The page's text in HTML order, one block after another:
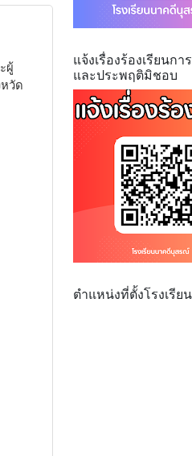
ผู้
วัด
แจ้งเรื่องร้องเรียนกา
และประพฤติมิชอบ
ตำแหน่งที่ตั้งโรงเรียน